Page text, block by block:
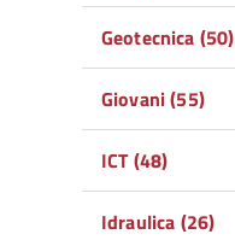
Geotecnica (50)
Giovani (55)
ICT (48)
Idraulica (26)